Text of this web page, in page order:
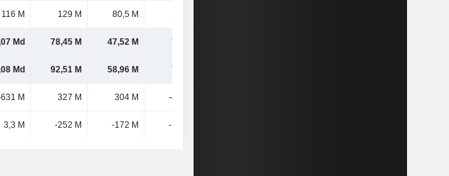
116 M 129 M 80,5 M
Md 78,45 M 47,52 M 727 M
Md 92,51 M 58,96 M 741 M
M 327 M 304 M -426 M
3,3 M -252 M -172 M -123 M